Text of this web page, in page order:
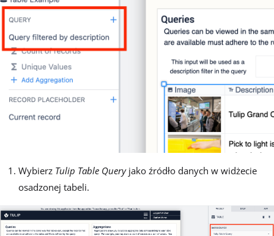
Wybierz Tulip Table Queryjako źródło danych w widżecie
osadzonej tabeli.